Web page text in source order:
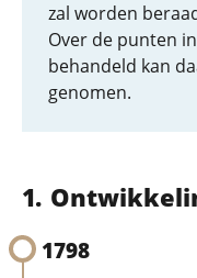
zal worden
Over de punten
behandeld kan
genomen.
1798